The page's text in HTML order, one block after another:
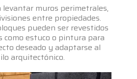
levantar muros perimetrales,
entre propiedades.
pueden ser revestidos
como estuco o pintura para
deseado y adaptarse al
arquitectónico.